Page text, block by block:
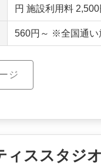
円 施設利用料 2,500
560円～ ※全国通い
ジ
ィススタジ